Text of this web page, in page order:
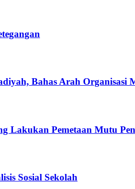
Bahas Arah Organisasi
Lakukan Pemetaan Mutu
Sosial Sekolah